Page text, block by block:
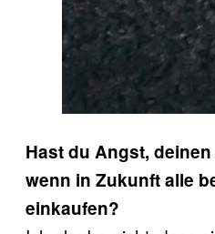
Hast du Angst,
wenn in Zukunft alle
einkaufen?